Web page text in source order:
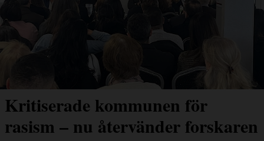
Kritiserade kommunen för
rasism – nu återvänder forskaren